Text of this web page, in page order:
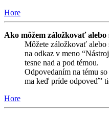
Hore
Ako môžem záložkovať
Môžete záložkovať
na odkaz v meno
tesne nad a pod témou.
Odpovedaním na tému
ma keď príde odpoveď”
Hore